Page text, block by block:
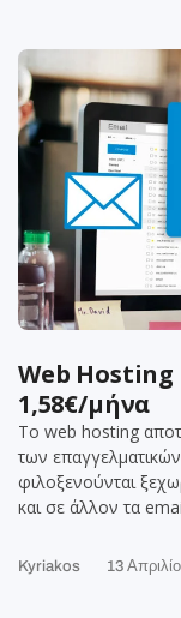
Web Hosting
1,58€/μήνα
Το web hosting
των
φιλοξενούνται
και σε άλλον τα
Kyriakos 13